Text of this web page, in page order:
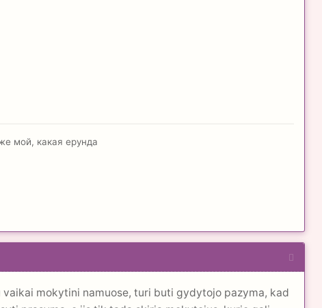
мой, какая ерунда
mokytini namuose, turi buti gydytojo pazyma, kad